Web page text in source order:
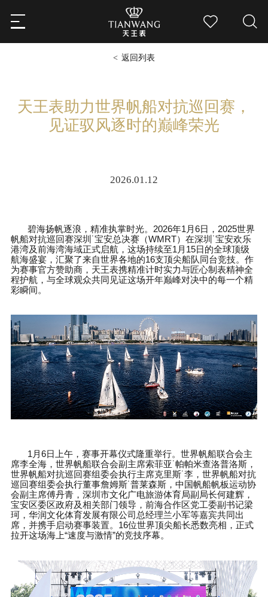
返回列表
天王表助力世界帆船对抗巡回赛，
见证驭风逐时的巅峰荣光
2026.01.12
碧海扬帆逐浪，精准执掌时光。 2026年1 月 6日， 2025世界
帆船对抗巡回赛深圳 ˙宝安总决赛（WMRT）在深圳 ˙宝安欢乐
港湾及前海湾海域正式启航，这场持续至1 月 15日的全球顶级
航海盛宴，汇聚了来自世界各地的16支顶尖船队同台竞技。作
为赛事官方赞助商，天王表携精准计时实力与匠心制表精神全
程护航，与全球观众共同见证这场开年巅峰对决中的每一个精
彩瞬间。
1月 6日上午，赛事开幕仪式隆重举行。世界帆船联合会主
席李全海，世界帆船联合会副主席索菲亚˙帕帕米查洛普洛斯，
世界帆船对抗巡回赛组委会执行主席克里斯˙李，世界帆船对抗
巡回赛组委会执行董事詹姆斯˙普莱森斯，中国帆船帆板运动协
会副主席傅丹青，深圳市文化广电旅游体育局副局长何建辉，
宝安区委区政府及相关部门领导，前海合作区党工委副书记梁
珂，华润文化体育发展有限公司总经理兰小军等嘉宾共同出
席，并携手启动赛事装置。 16位世界顶尖船长悉数亮相，正式
拉开这场海上“速度与激情”的竞技序幕。